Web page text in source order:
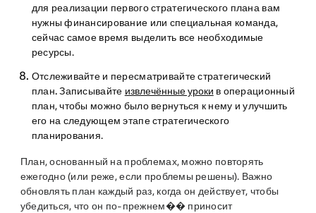
для реализации первого стратегического плана вам
нужны финансирование или специальная команда,
сейчас самое время выделить все необходимые
ресурсы.
Отслеживайте и пересматривайте стратегический
план.Записывайте извлечённые уроки в операционный
план, чтобы можно было вернуться к нему и улучшить
его на следующем этапе стратегического
планирования.
План, основанный на проблемах, можно повторять
ежегодно (или реже, если проблемы решены). Важно
обновлять план каждый раз, когда он действует, чтобы
убедиться, что он по-прежнем�� приносит